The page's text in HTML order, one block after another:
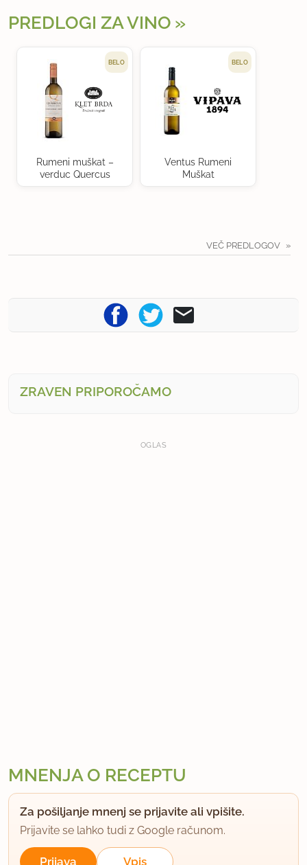
PREDLOGI ZA VINO
BELO
Rumeni muškat –
verduc Quercus
BELO
Ventus Rumeni
Muškat
VEČ PREDLOGOV
ZRAVEN PRIPOROČAMO
OGLAS
MNENJA O RECEPTU
Za pošiljanje mnenj se prijavite ali vpišite.
Prijavite se lahko tudi z Google računom.
Prijava Vpis